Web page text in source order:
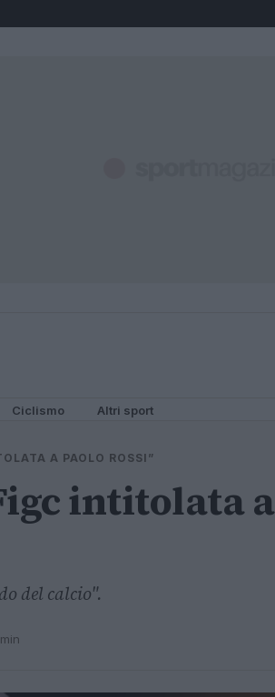
Ciclismo Altri sport
A PAOLO ROSSI”
intitolata a
del calcio".
min